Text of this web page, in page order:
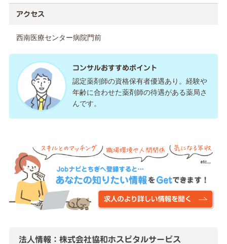
アクセス
西南医療センター病院門前
コンサルおすすめポイント
認定薬剤師の資格保有者優遇あり。経験や
年齢に合わせた薬剤師の待遇がある薬局さ
んです。
法人情報：株式会社協和ホスピタルサービス